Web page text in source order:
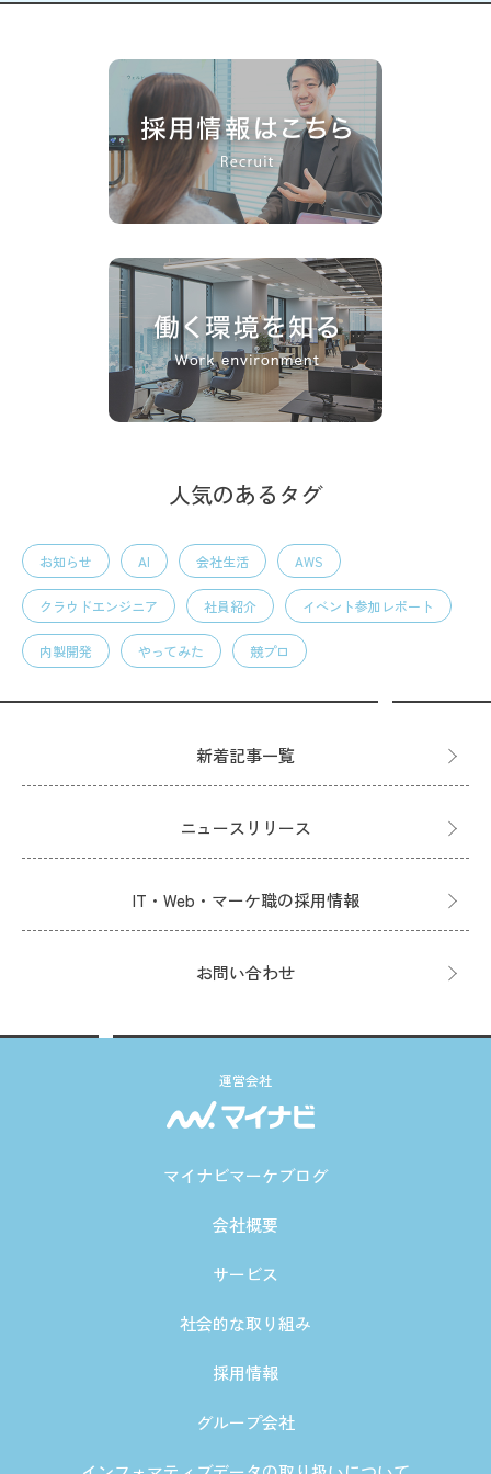
人気のあるタグ
お知らせ AI 会社生活 AWS
クラウドエンジニア 社員紹介 イベント参加レポート
内製開発 やってみた 競プロ
新着記事一覧
ニュースリリース
IT・Web・マーケ職の採用情報
お問い合わせ
運営会社
マイナビマーケブログ
会社概要
サービス
社会的な取り組み
採用情報
グループ会社